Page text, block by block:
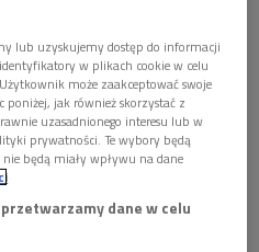
operowego i
Teatru Wielkiego -
Narodowego.
za prekursora romantyzmu,
Büchnera to nowela o
źródłem romantyzmu. Idee
ale w swojej
inne zakłamanie. Były próbą
lub uzyskujemy dostęp do informacji
w plikach cookie w celu
może zaakceptować swoje
jak również skorzystać z
uzasadnionego interesu lub w
prywatności. Te wybory będą
będą miały wpływu na dane
dane w celu